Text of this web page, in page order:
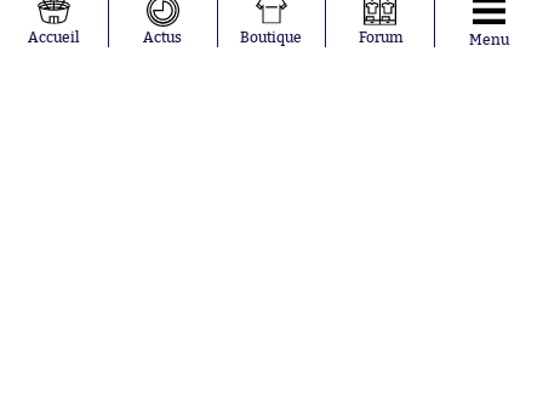
Nicolás
Tagliafico
Pavel Šulc
AC Milan
RC Lens
Accueil Actus Boutique Forum Menu